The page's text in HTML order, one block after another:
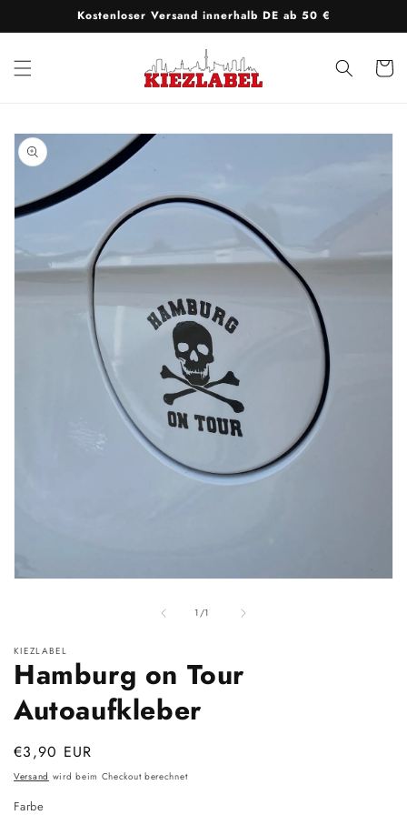
Inhalt
Kostenloser Versand innerhalb DE ab 50 €
1/
von1
KIEZLABEL
Hamburg on Tour
Autoaufkleber
Normaler
Preis
€3,90 EUR
Versand wird beim Checkout berechnet
Farbe